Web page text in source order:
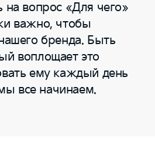
на вопрос «Для чего»
важно, чтобы
бренда. Быть
воплощает это
ему каждый день
все начинаем.